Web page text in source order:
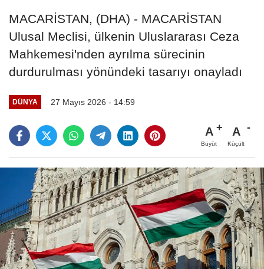
MACARİSTAN, (DHA) - MACARİSTAN
Ulusal Meclisi, ülkenin Uluslararası Ceza
Mahkemesi'nden ayrılma sürecinin
durdurulması yönündeki tasarıyı onayladı
DÜNYA 27 Mayıs 2026 - 14:59
A
Büyüt
A
Küçült